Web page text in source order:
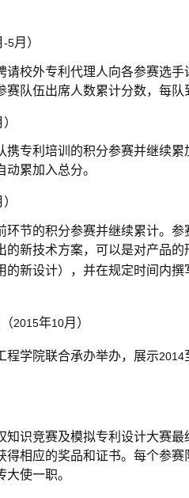
-5月）
校外专利代理人向各参赛选
队伍出席人数累计分数，每队
专利培训的积分参赛并继续
累加入总分。
环节的积分参赛并继续累计。
新技术方案，可以是对产品
新设计），并在规定时间内撰
2015年10月）
程学院联合承办举办，展示2014
识竞赛及模拟专利设计大赛
相应的奖品和证书。每个参
使一职。